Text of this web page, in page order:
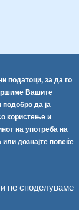
податоци, за да го
Вашите
да ја
користење и
на употреба на
дознајте повеќе
не споделуваме